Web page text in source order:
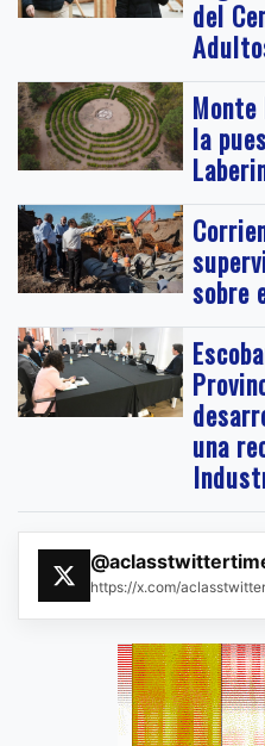
del
Monte
la
sobre
una
https://x.com/